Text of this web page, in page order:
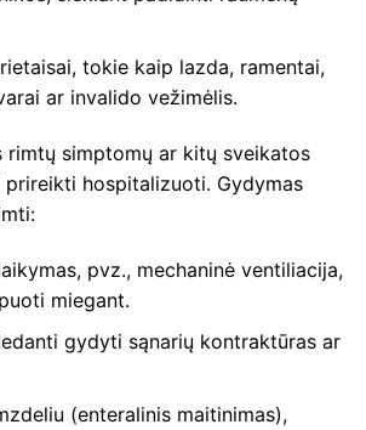
tokie kaip lazda, ramentai,
ar invalido vežimėlis.
rimtų simptomų ar kitų sveikatos
hospitalizuoti. Gydymas
pvz., mechaninė ventiliacija,
miegant.
gydyti sąnarių kontraktūras ar
(enteralinis maitinimas),